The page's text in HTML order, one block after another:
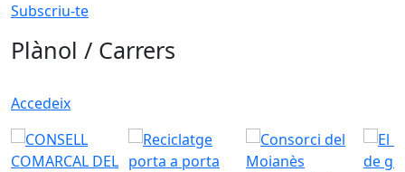
Subscriu-te
Plànol / Carrers
Accedeix